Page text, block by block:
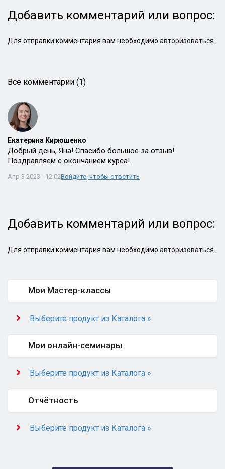
Добавить комментарий или вопрос:
Для отправки комментария вам необходимо авторизоваться
Все комментарии (1)
Екатерина Кирюшенко
Добрый день, Яна! Спасибо большое за отзыв!
Поздравляем с окончанием курса!
Апр 3 2023 - 12:02Войдите, чтобы ответить
Добавить комментарий или вопрос:
Для отправки комментария вам необходимо авторизоваться
Мои Мастер-классы
Выберите продукт из Каталога »
Мои онлайн-семинары
Выберите продукт из Каталога »
Отчётность
Выберите продукт из Каталога »